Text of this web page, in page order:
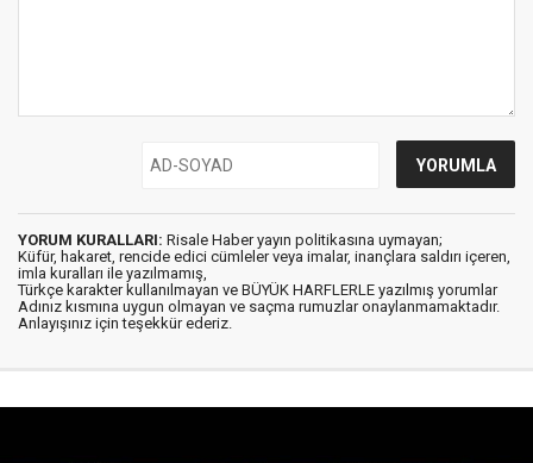
YORUM KURALLARI: Risale Haber yayın politikasına uymayan;
Küfür, hakaret, rencide edici cümleler veya imalar, inançlara saldırı içeren,
imla kuralları ile yazılmamış,
Türkçe karakter kullanılmayan ve BÜYÜK HARFLERLE yazılmış yorumlar
Adınız kısmına uygun olmayan ve saçma rumuzlar onaylanmamaktadır.
Anlayışınız için teşekkür ederiz.